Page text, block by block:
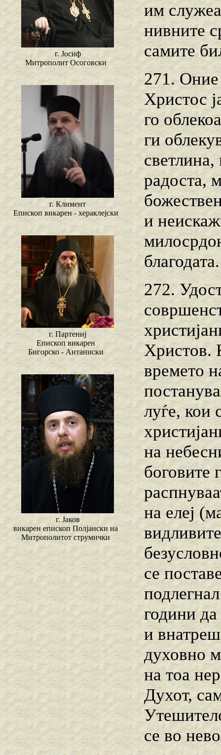
г. Јосиф
Митрополит Осоговски
г. Климент
Епископ викарен - хераклејски
г. Партениј
Епископ викарен
Бигорско - Антаниски
г. Јаков
викарен епископ Полјански на
Митрополитот струмички
им
нивните
самите
271. Оние
Христос
го
ги
радоста,
и
благодата.
272.
Христов.
времето
луѓе, кои
на
боговите
на елеј
се
години
и
духовно
на тоа
Духот,
се во